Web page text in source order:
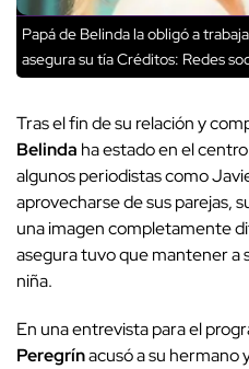
Papá de Belinda la obligó a
asegura su tíaCréditos: Redes
Tras el fin de su relación y
Belinda ha estado en el
algunos periodistas como
aprovecharse de sus parejas,
una imagen completamente
asegura tuvo que mantener a
niña.
En una entrevista para el
Peregrínacusó a su hermano